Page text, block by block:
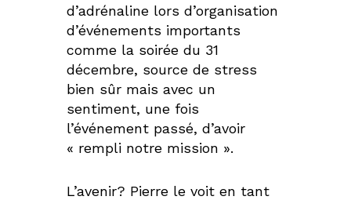
d’adrénaline lors d’organisation
d’événements importants
comme la soirée du 31
décembre, source de stress
bien sûr mais avec un
sentiment, une fois
l’événement passé, d’avoir
« rempli notre mission ».
L’avenir? Pierre le voit en tant